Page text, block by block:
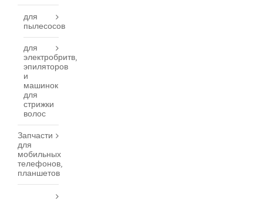
для
пылесосов
для
электробритв,
эпиляторов
и
машинок
для
стрижки
волос
Запчасти
для
мобильных
телефонов,
планшетов